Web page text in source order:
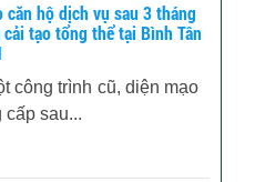
căn hộ dịch vụ sau 3 tháng
tạo tổng thể tại Bình Tân
công trình cũ, diện mạo
cấp sau...